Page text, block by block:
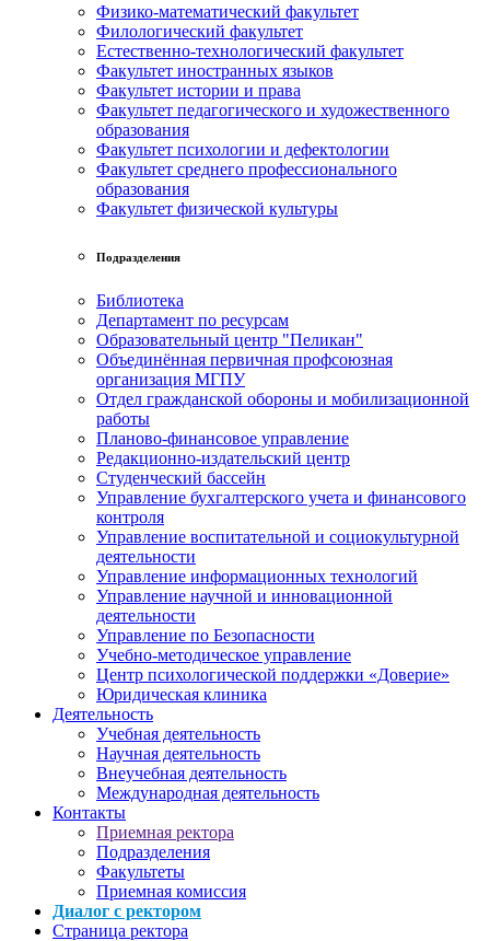
Физико-математический факультет
Филологический факультет
Естественно-технологический факультет
Факультет иностранных языков
Факультет истории и права
Факультет педагогического и художественного
образования
Факультет психологии и дефектологии
Факультет среднего профессионального
образования
Факультет физической культуры
Подразделения
Библиотека
Департамент по ресурсам
Образовательный центр "Пеликан"
Объединённая первичная профсоюзная
организация МГПУ
Отдел гражданской обороны и мобилизационной
работы
Планово-финансовое управление
Редакционно-издательский центр
Студенческий бассейн
Управление бухгалтерского учета и финансового
контроля
Управление воспитательной и социокультурной
деятельности
Управление информационных технологий
Управление научной и инновационной
деятельности
Управление по Безопасности
Учебно-методическое управление
Центр психологической поддержки «Доверие»
Юридическая клиника
Деятельность
Учебная деятельность
Научная деятельность
Внеучебная деятельность
Международная деятельность
Контакты
Приемная ректора
Подразделения
Факультеты
Приемная комиссия
Диалог с ректором
Страница ректора